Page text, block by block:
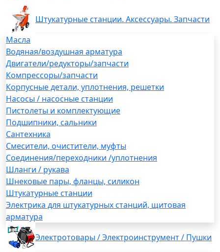
Штукатурные станции. Аксессуары. Запчасти
Масла
Водяная/воздушная арматура
Двигатели/редукторы/запчасти
Компрессоры/запчасти
Корпусные детали, уплотнения, решетки
Насосы / насосные станции
Пистолеты и комплектующие
Подшипники, сальники
Сантехника
Смесители, очистители, муфты
Соединения/переходники /уплотнения
Шланги / рукава
Шнековые пары, фланцы, силикон
Штукатурные станции
Электрика для штукатурных станций, щитовая
арматура
Электротовары / Электроинструмент / Пушки